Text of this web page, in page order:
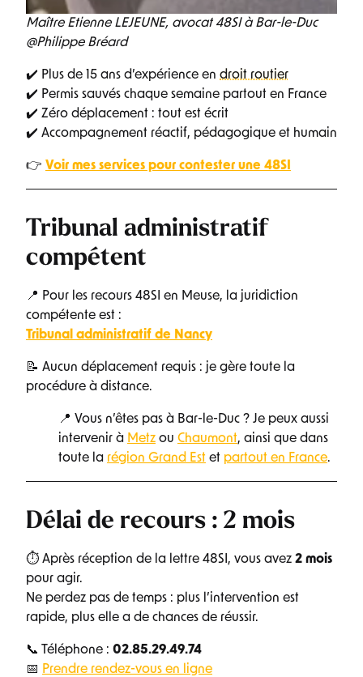
Maître Etienne LEJEUNE, avocat 48SI à Bar-le-Duc
@Philippe Bréard
✔️ Plus de 15 ans d’expérience en droit routier
✔️ Permis sauvés chaque semaine partout en France
✔️ Zéro déplacement : tout est écrit
✔️ Accompagnement réactif, pédagogique et humain
👉 Voir mes services pour contester une 48SI
Tribunal administratif
compétent
📍 Pour les recours 48SI en Meuse, la juridiction
compétente est :
Tribunal administratif de Nancy
📝 Aucun déplacement requis : je gère toute la
procédure à distance.
📍 Vous n’êtes pas à Bar-le-Duc ? Je peux aussi
intervenir à Metz ou Chaumont, ainsi que dans
toute la région Grand Est et partout en France.
Délai de recours : 2 mois
⏱ Après réception de la lettre 48SI, vous avez 2 mois
pour agir.
Ne perdez pas de temps : plus l’intervention est
rapide, plus elle a de chances de réussir.
📞 Téléphone : 02.85.29.49.74
📅
Prendre rendez-vous en ligne